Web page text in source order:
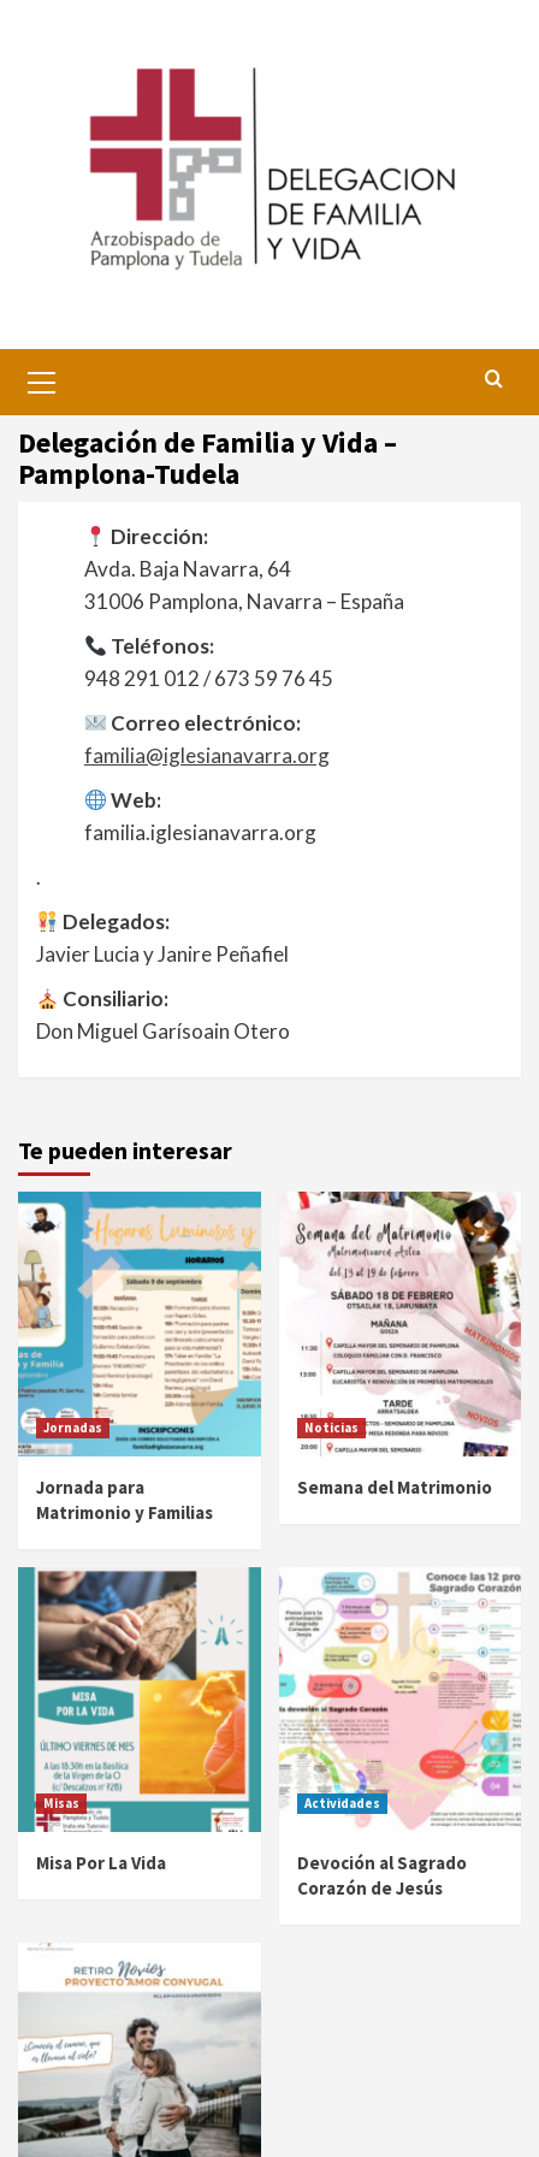
primario
Delegación de Familia y Vida –
Pamplona-Tudela
Dirección:
Avda. Baja Navarra, 64
31006 Pamplona, Navarra – España
Teléfonos:
948 291 012 / 673 59 76 45
Correo electrónico:
familia@iglesianavarra.org
Web:
familia.iglesianavarra.org
.
Delegados:
Javier Lucia y Janire Peñafiel
Consiliario:
Don Miguel Garísoain Otero
Te pueden interesar
Jornadas
Jornada para
Matrimonio y Familias
Noticias
Semana del Matrimonio
Misas
Misa Por La Vida
Actividades
Devoción al Sagrado
Corazón de Jesús